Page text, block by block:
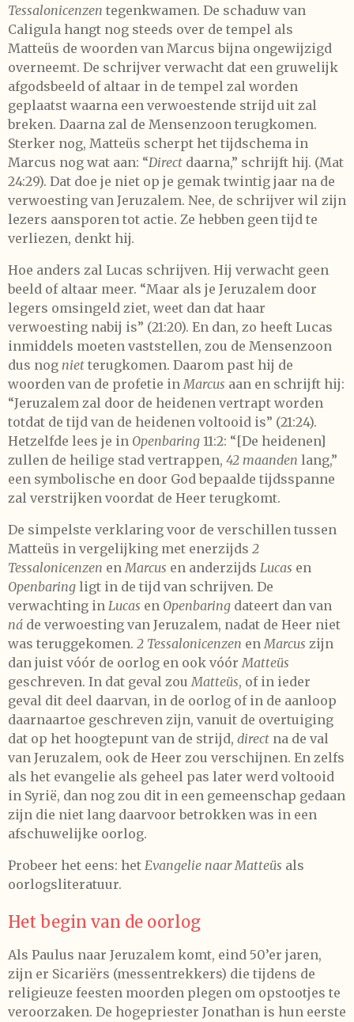
Tessalonicenzen tegenkwamen. De schaduw van
Caligula hangt nog steeds over de tempel als
Matteüs de woorden van Marcus bijna ongewijzigd
overneemt. De schrijver verwacht dat een gruwelijk
afgodsbeeld of altaar in de tempel zal worden
geplaatst waarna een verwoestende strijd uit zal
breken. Daarna zal de Mensenzoon terugkomen.
Sterker nog, Matteüs scherpt het tijdschema in
Marcus nog wat aan: “Direct daarna,” schrijft hij. (Mat
24:29). Dat doe je niet op je gemak twintig jaar na de
verwoesting van Jeruzalem. Nee, de schrijver wil zijn
lezers aansporen tot actie. Ze hebben geen tijd te
verliezen, denkt hij.
Hoe anders zal Lucas schrijven. Hij verwacht geen
beeld of altaar meer. “Maar als je Jeruzalem door
legers omsingeld ziet, weet dan dat haar
verwoesting nabij is” (21:20). En dan, zo heeft Lucas
inmiddels moeten vaststellen, zou de Mensenzoon
dus nog niet terugkomen. Daarom past hij de
woorden van de profetie inMarcus aan en schrijft hij:
“Jeruzalem zal door de heidenen vertrapt worden
totdat de tijd van de heidenen voltooid is” (21:24).
Hetzelfde lees je in Openbaring 11:2: “[De heidenen]
zullen de heilige stad vertrappen, 42 maanden lang,”
een symbolische en door God bepaalde tijdsspanne
zal verstrijken voordat de Heer terugkomt.
De simpelste verklaring voor de verschillen tussen
Matteüs in vergelijking met enerzijds 2
Tessalonicenzen enMarcus en anderzijds Lucas en
Openbaring ligt in de tijd van schrijven. De
verwachting in Lucas en Openbaring dateert dan van
ná de verwoesting van Jeruzalem, nadat de Heer niet
was teruggekomen. 2 Tessalonicenzen enMarcus zijn
dan juist vóór de oorlog en ook vóórMatteüs
geschreven. In dat geval zouMatteüs, of in ieder
geval dit deel daarvan, in de oorlog of in de aanloop
daarnaartoe geschreven zijn, vanuit de overtuiging
dat op het hoogtepunt van de strijd, direct na de val
van Jeruzalem, ook de Heer zou verschijnen. En zelfs
als het evangelie als geheel pas later werd voltooid
in Syrië, dan nog zou dit in een gemeenschap gedaan
zijn die niet lang daarvoor betrokken was in een
afschuwelijke oorlog.
Probeer het eens: het Evangelie naar Matteüs als
oorlogsliteratuur.
Het begin van de oorlog
Als Paulus naar Jeruzalem komt, eind 50’er jaren,
zijn er Sicariërs (messentrekkers) die tijdens de
religieuze feesten moorden plegen om opstootjes te
veroorzaken. De hogepriester Jonathan is hun eerste